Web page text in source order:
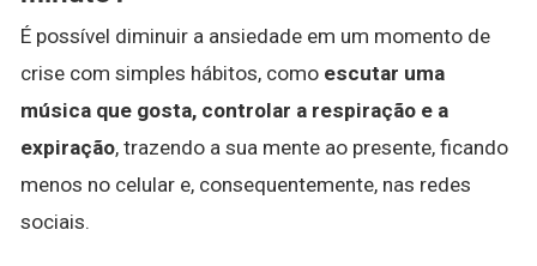
É possível diminuir a ansiedade em um momento de
crise com simples hábitos, como escutar uma
música que gosta, controlar a respiração e a
expiração, trazendo a sua mente ao presente, ficando
menos no celular e, consequentemente, nas redes
sociais.